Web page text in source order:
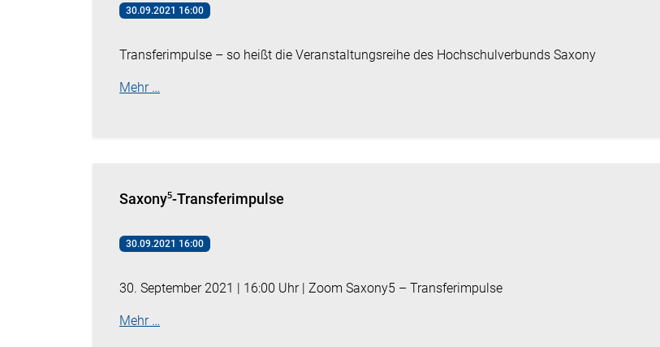
30.09.2021 16:00
Transferimpulse – so heißt die Veranstaltungsreihe des Hochschulverbunds Saxony
Mehr …
Saxony⁵-Transferimpulse
30.09.2021 16:00
30. September 2021 | 16:00 Uhr | Zoom Saxony5 – Transferimpulse
Mehr …